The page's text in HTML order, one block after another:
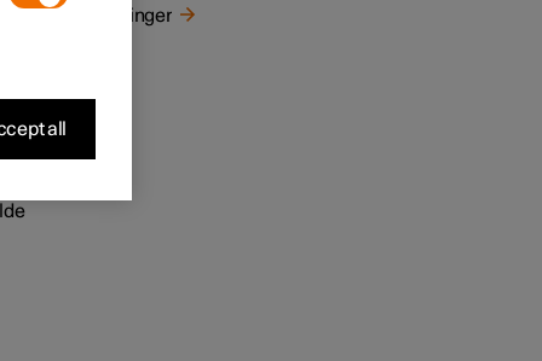
at
Sikringer
all